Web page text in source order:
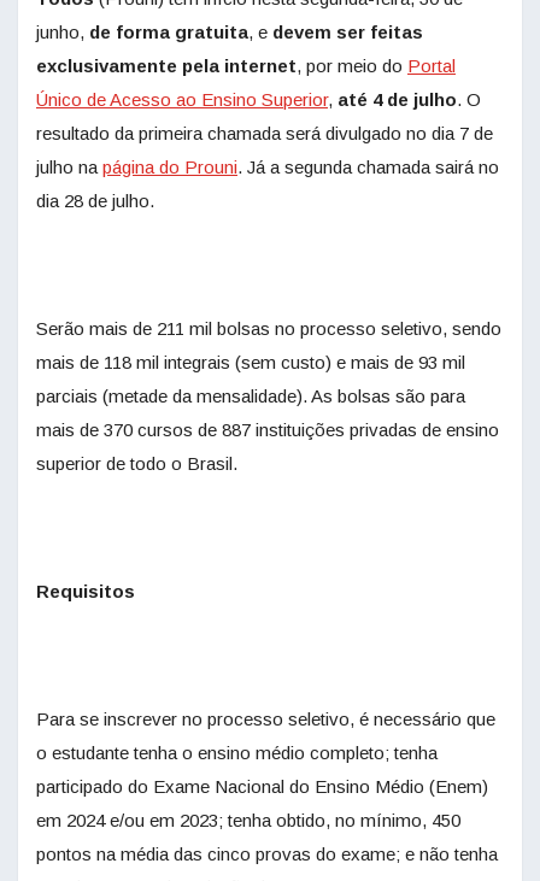
junho, de forma gratuita, e devem ser feitas
exclusivamente pela internet, por meio do Portal
Único de Acesso ao Ensino Superior, até 4 de julho. O
resultado da primeira chamada será divulgado no dia 7 de
julho na página do Prouni. Já a segunda chamada sairá no
dia 28 de julho.
Serão mais de 211 mil bolsas no processo seletivo, sendo
mais de 118 mil integrais (sem custo) e mais de 93 mil
parciais (metade da mensalidade). As bolsas são para
mais de 370 cursos de 887 instituições privadas de ensino
superior de todo o Brasil.
Requisitos
Para se inscrever no processo seletivo, é necessário que
o estudante tenha o ensino médio completo; tenha
participado do Exame Nacional do Ensino Médio (Enem)
em 2024 e/ou em 2023; tenha obtido, no mínimo, 450
pontos na média das cinco provas do exame; e não tenha